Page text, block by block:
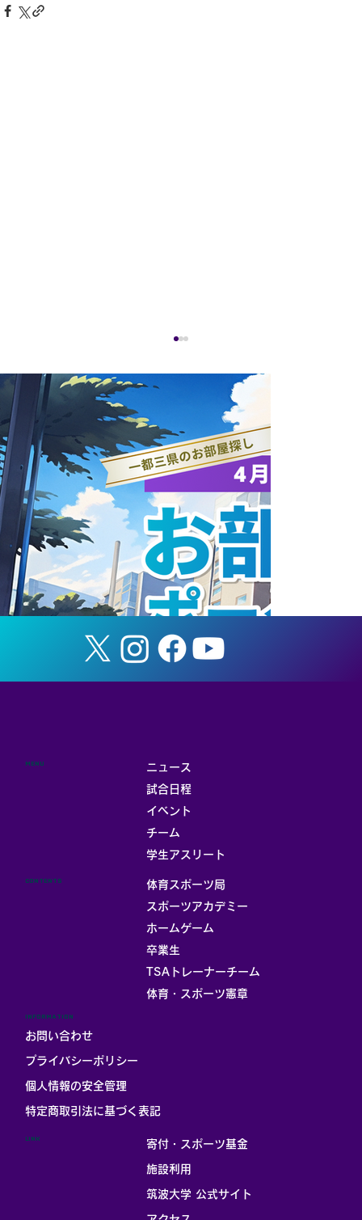
ANAホールディングス株式会社と連携協
定を締結
ニュース
試合日程
イベント
チーム
学生アスリート
MENU
体育スポーツ局
スポーツアカデミー
ホームゲーム
卒業生
TSAトレーナーチーム
体育・スポーツ憲章
CONTENTS
寄付・スポーツ基金
施設利用
筑波大学 公式サイト
LINK
INFORMATION
お問い合わせ
プライバシーポリシー
個人情報の安全管理
​特定商取引法に基づく表記